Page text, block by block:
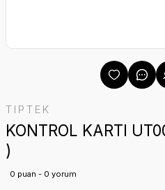
TIPTEK
KONTROL KARTI
)
0 puan - 0 yorum